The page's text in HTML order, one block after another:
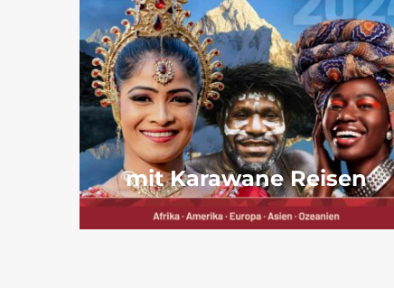
mit Karawane Reisen